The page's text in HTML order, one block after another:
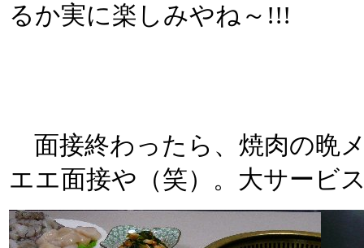
るか実に楽しみやね～!!!
面接終わったら、焼肉の晩
エエ面接や（笑）。大サービ